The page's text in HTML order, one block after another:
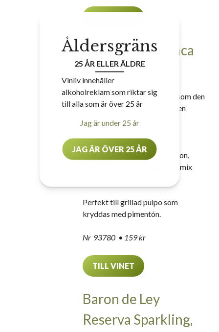
PetNat Rosé Finca
el Molar 2023
Egentligen inte en cava eftersom den
är tillverkad på en jäsning. Men
detta är riktigt kul!
Egensinnlig med inslag av
granatäpple, körsbär, vildhallon,
physalisfrukt, blodgrape i fin mix
Perfekt till grillad pulpo som
kryddas med pimentón.
Nr 93780 • 159 kr
TILL VINET
Baron de Ley
Reserva Sparkling,
Åldersgräns
25 ÅR ELLER ÄLDRE
Vinliv innehåller
alkoholreklam som riktar sig
till alla som är över 25 år
Jag är under 25 år
JAG ÄR ÖVER 25 ÅR